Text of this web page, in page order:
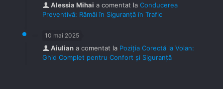
Alessia Mihai a comentat la Conducerea
Preventivă: Rămâi în Siguranță în Trafic
10 mai 2025
Aiulian a comentat la Poziția Corectă la Volan:
Ghid Complet pentru Confort și Siguranță